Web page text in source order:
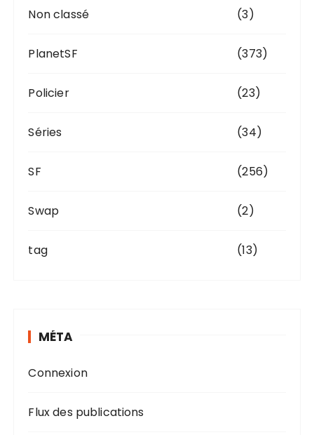
Non classé (3)
PlanetSF (373)
Policier (23)
Séries (34)
SF (256)
Swap (2)
tag (13)
MÉTA
Connexion
Flux des publications